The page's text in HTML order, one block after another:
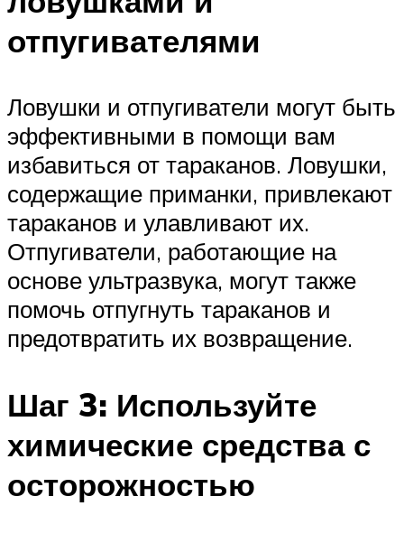
отпугивателями
Ловушки и отпугиватели могут быть
эффективными в помощи вам
избавиться от тараканов. Ловушки,
содержащие приманки, привлекают
тараканов и улавливают их.
Отпугиватели, работающие на
основе ультразвука, могут также
помочь отпугнуть тараканов и
предотвратить их возвращение.
Шаг 3: Используйте
химические средства с
осторожностью